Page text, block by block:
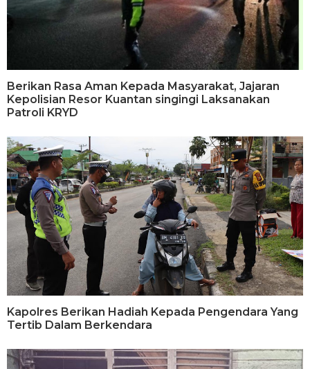
Berikan Rasa Aman Kepada Masyarakat, Jajaran
Kepolisian Resor Kuantan singingi Laksanakan
Patroli KRYD
Kapolres Berikan Hadiah Kepada Pengendara Yang
Tertib Dalam Berkendara